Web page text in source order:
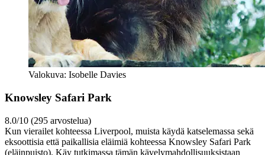
Valokuva: Isobelle Davies
Knowsley Safari Park
8.0/10 (295 arvostelua)
Kun vierailet kohteessa Liverpool, muista käydä katselemassa sekä
eksoottisia että paikallisia eläimiä kohteessa Knowsley Safari Park
(eläinpuisto). Käy tutkimassa tämän kävelymahdollisuuksistaan